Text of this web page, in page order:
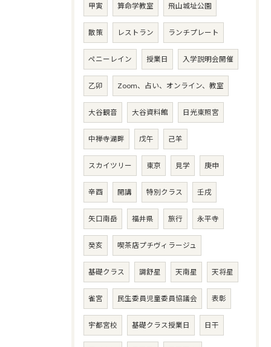
甲寅 算命学教室 飛山城址公園
散策 レストラン ランチプレート
ペニーレイン 授業日 入学説明会開催
乙卯 Zoom、占い、オンライン、教室
大谷観音 大谷資料館 日光東照宮
中禅寺湖畔 戊午 己羊
スカイツリー 東京 見学 庚申
辛酉 開講 特別クラス 壬戌
矢口南岳 福井県 旅行 永平寺
癸亥 喫茶店プチヴィラージュ
基礎クラス 調舒星 天南星 天将星
雀宮 民生委員児童委員協議会 表彰
宇都宮校 基礎クラス授業日 日干